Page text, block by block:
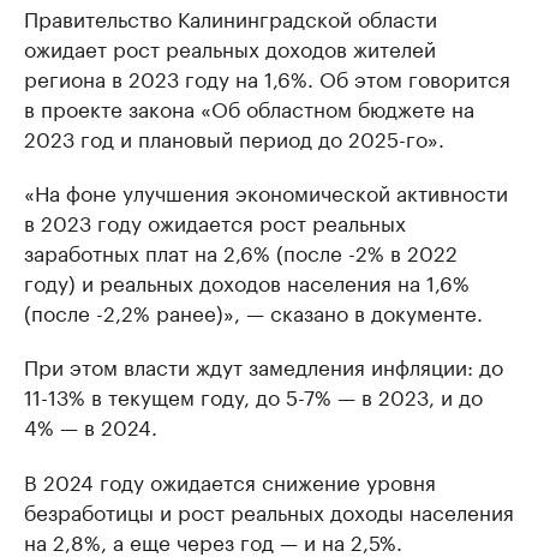
Правительство Калининградской области
ожидает рост реальных доходов жителей
региона в 2023 году на 1,6%. Об этом говорится
в проекте закона «Об областном бюджете на
2023 год и плановый период до 2025-го».
«На фоне улучшения экономической активности
в 2023 году ожидается рост реальных
заработных плат на 2,6% (после -2% в 2022
году) и реальных доходов населения на 1,6%
(после -2,2% ранее)», — сказано в документе.
При этом власти ждут замедления инфляции: до
11-13% в текущем году, до 5-7% — в 2023, и до
4% — в 2024.
В 2024 году ожидается снижение уровня
безработицы и рост реальных доходы населения
на 2,8%, а еще через год — и на 2,5%.